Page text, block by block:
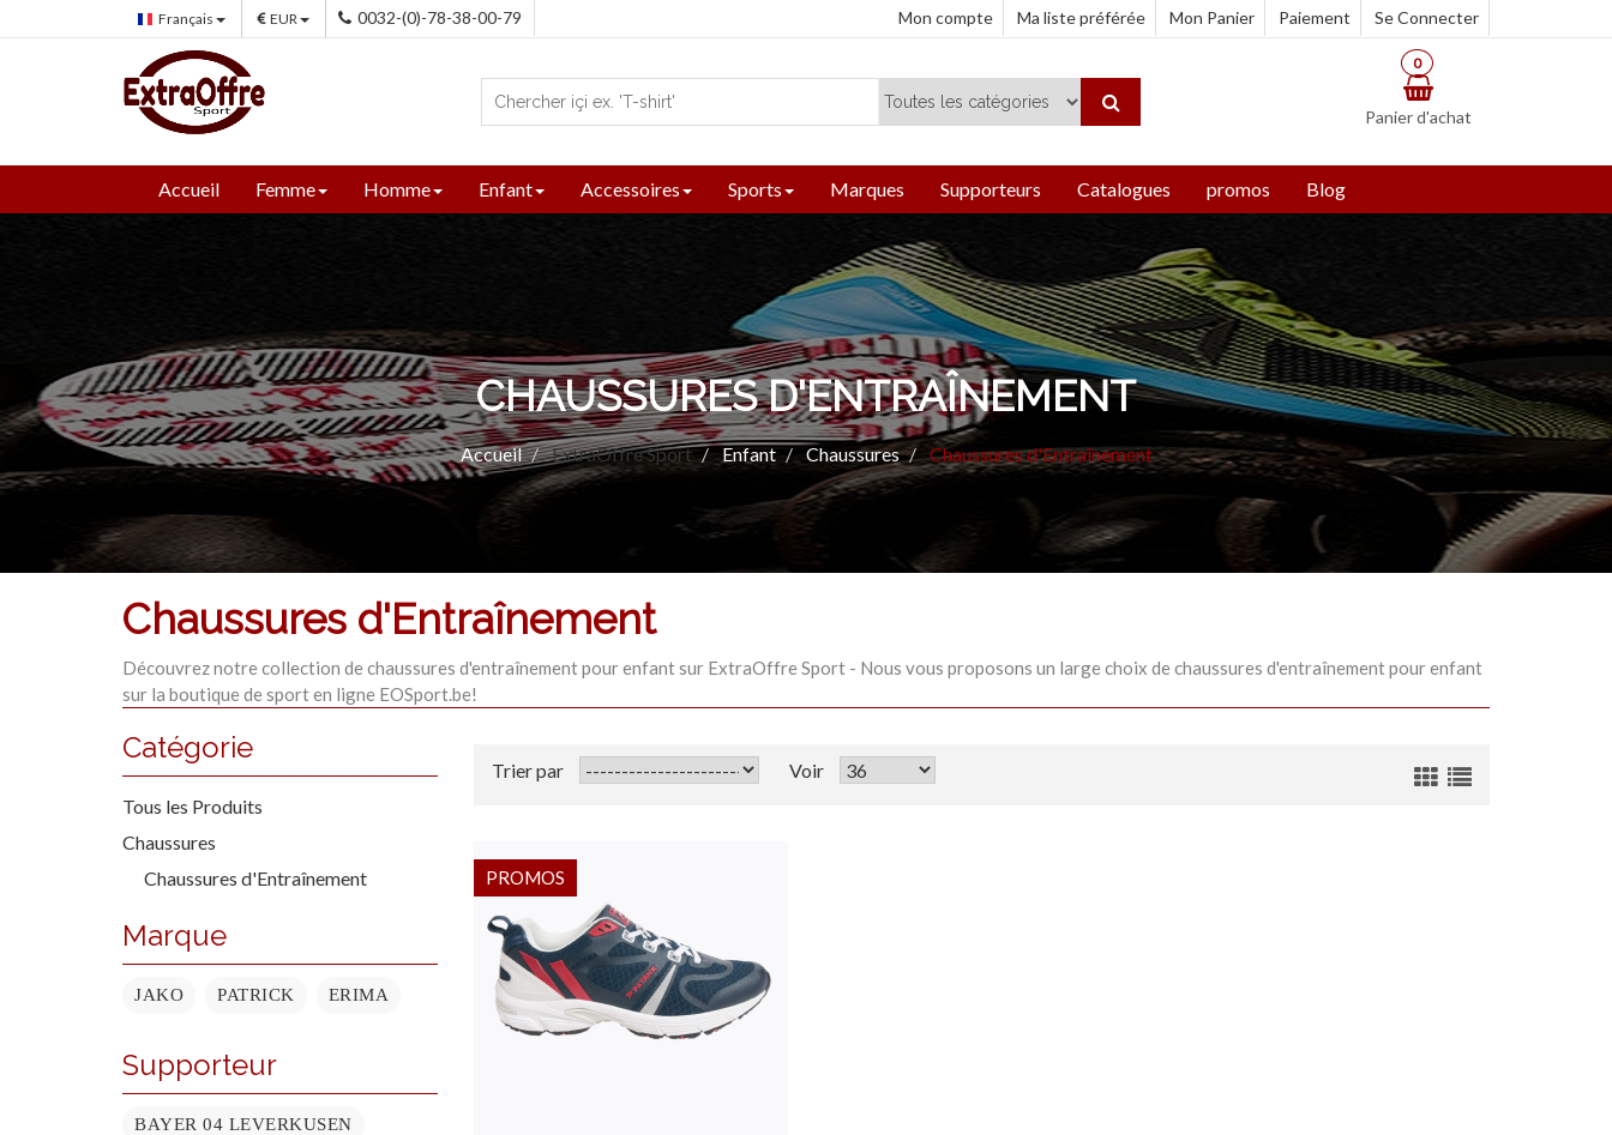
Français EUR 0032-(0)-78-38-00-79 Mon compte Ma liste préférée Mon Panier Paiement Se Connecter
Panier d'achat
0
Accueil Femme Homme Enfant Accessoires Sports Marques Supporteurs Catalogues promos Blog
CHAUSSURES D'ENTRAÎNEMENT
Accueil ExtraOffre Sport Enfant Chaussures Chaussures d'Entraînement
Chaussures d'Entraînement
Découvrez notre collection de chaussures d'entraînement pour enfant sur ExtraOffre Sport - Nous vous proposons un large choix de chaussures d'entraînement pour enfant
sur la boutique de sport en ligne EOSport.be!
Trier par Voir
PROMOS
Catégorie
Tous les Produits
Chaussures
Chaussures d'Entraînement
Marque
JAKO PATRICK ERIMA
Supporteur
BAYER 04 LEVERKUSEN